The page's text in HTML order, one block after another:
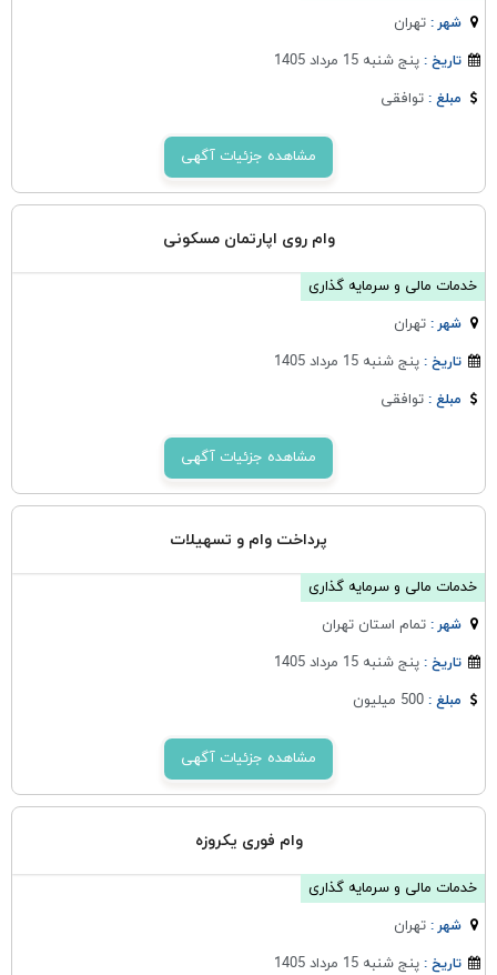
شهر :تهران
تاریخ :پنج شنبه 15 مرداد 1405
مبلغ :توافقی
مشاهده جزئیات آگهی
وام روی اپارتمان مسکونی
خدمات مالی و سرمایه گذاری
شهر :تهران
تاریخ :پنج شنبه 15 مرداد 1405
مبلغ :توافقی
مشاهده جزئیات آگهی
پرداخت وام و تسهیلات
خدمات مالی و سرمایه گذاری
شهر :تمام استان تهران
تاریخ :پنج شنبه 15 مرداد 1405
مبلغ :500 میلیون
مشاهده جزئیات آگهی
وام فوری یکروزه
خدمات مالی و سرمایه گذاری
شهر :تهران
تاریخ :پنج شنبه 15 مرداد 1405